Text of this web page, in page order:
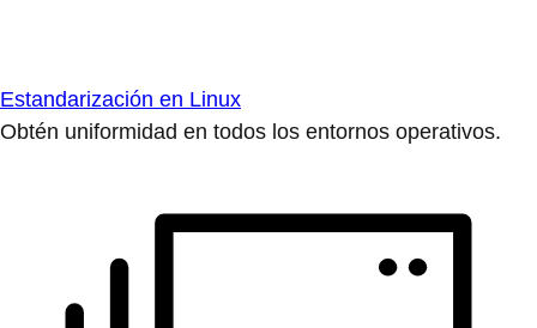
Estandarización en Linux
Obtén uniformidad en todos los entornos operativos.